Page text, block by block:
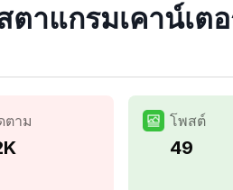
าแกรมเคาน์เต
ตาม โพสต์
49